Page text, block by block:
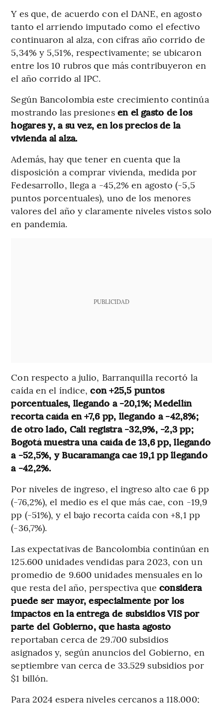
Y es que, de acuerdo con el DANE, en agosto
tanto el arriendo imputado como el efectivo
continuaron al alza, con cifras año corrido de
5,34% y 5,51%, respectivamente; se ubicaron
entre los 10 rubros que más contribuyeron en
el año corrido al IPC.
Según Bancolombia este crecimiento continúa
mostrando las presiones en el gasto de los
hogares y, a su vez, en los precios de la
vivienda al alza.
Además, hay que tener en cuenta que la
disposición a comprar vivienda, medida por
Fedesarrollo, llega a -45,2% en agosto (-5,5
puntos porcentuales), uno de los menores
valores del año y claramente niveles vistos solo
en pandemia.
PUBLICIDAD
Con respecto a julio, Barranquilla recortó la
caída en el índice,con +25,5 puntos
porcentuales, llegando a -20,1%; Medellín
recorta caída en +7,6 pp, llegando a -42,8%;
de otro lado, Cali registra -32,9%, -2,3 pp;
Bogotá muestra una caída de 13,6 pp, llegando
a -52,5%, y Bucaramanga cae 19,1 pp llegando
a -42,2%.
Por niveles de ingreso, el ingreso alto cae 6 pp
(-76,2%), el medio es el que más cae, con -19,9
pp (-51%), y el bajo recorta caída con +8,1 pp
(-36,7%).
Las expectativas de Bancolombia continúan en
125.600 unidades vendidas para 2023, con un
promedio de 9.600 unidades mensuales en lo
que resta del año, perspectiva que considera
puede ser mayor, especialmente por los
impactos en la entrega de subsidios VIS por
parte del Gobierno, que hasta agosto
reportaban cerca de 29.700 subsidios
asignados y, según anuncios del Gobierno, en
septiembre van cerca de 33.529 subsidios por
$1 billón.
Para 2024 espera niveles cercanos a 118.000;